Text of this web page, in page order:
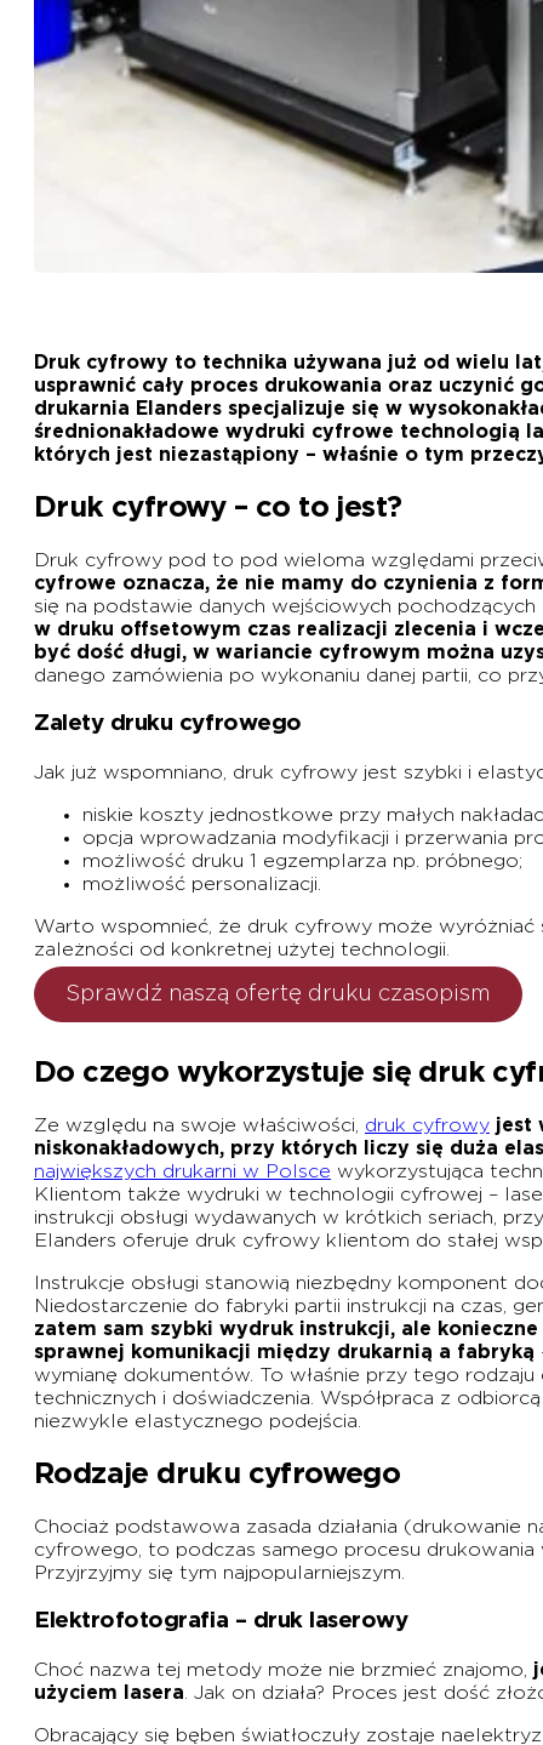
Druk cyfrowy to technika używana już od wielu
usprawnić cały proces drukowania oraz uczynić
drukarnia Elanders specjalizuje się w
średnionakładowe wydruki cyfrowe technologią
których jest niezastąpiony – właśnie o tym
Druk cyfrowy – co to jest?
Druk cyfrowy pod to pod wieloma względami
cyfrowe oznacza, że nie mamy do czynienia z
się na podstawie danych wejściowych
w druku offsetowym czas realizacji zlecenia i
być dość długi, w wariancie cyfrowym można
danego zamówienia po wykonaniu danej partii, co
Zalety druku cyfrowego
Jak już wspomniano, druk cyfrowy jest szybki i
niskie koszty jednostkowe przy małych
opcja wprowadzania modyfikacji i przerwania
możliwość druku 1 egzemplarza np. próbnego;
możliwość personalizacji.
Warto wspomnieć, że druk cyfrowy może
zależności od konkretnej użytej technologii.
Sprawdź naszą ofertę druku czasopism
Do czego wykorzystuje się druk
Ze względu na swoje właściwości, druk cyfrowy jest
niskonakładowych, przy których liczy się duża
największych drukarni w Polsce wykorzystująca
Klientom także wydruki w technologii cyfrowej –
instrukcji obsługi wydawanych w krótkich seriach,
Elanders oferuje druk cyfrowy klientom do stałej
Instrukcje obsługi stanowią niezbędny komponent
Niedostarczenie do fabryki partii instrukcji na czas,
zatem sam szybki wydruk instrukcji, ale
sprawnej komunikacji między drukarnią a fabryką
wymianę dokumentów. To właśnie przy tego
technicznych i doświadczenia. Współpraca z
niezwykle elastycznego podejścia.
Rodzaje druku cyfrowego
Chociaż podstawowa zasada działania
cyfrowego, to podczas samego procesu
Przyjrzyjmy się tym najpopularniejszym.
Elektrofotografia – druk laserowy
Choć nazwa tej metody może nie brzmieć znajomo,
użyciem lasera . Jak on działa? Proces jest dość
Obracający się bęben światłoczuły zostaje